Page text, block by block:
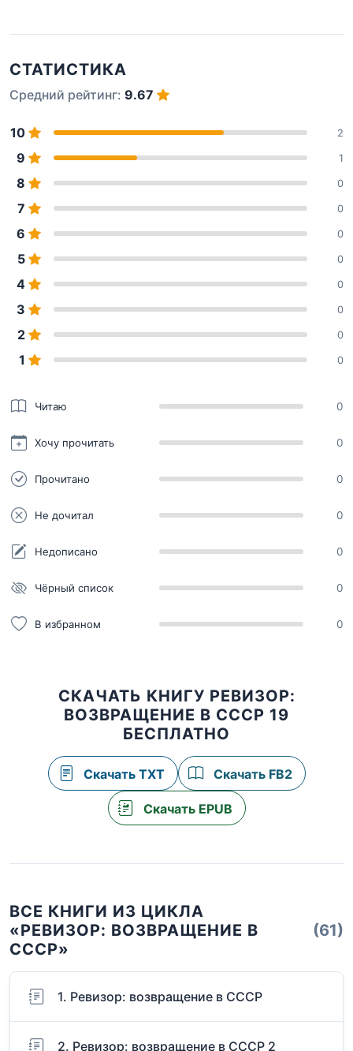
СТАТИСТИКА
Средний рейтинг: 9.67
10 2
9 1
8 0
7 0
6 0
5 0
4 0
3 0
2 0
1 0
Читаю 0
Хочу прочитать 0
Прочитано 0
Не дочитал 0
Недописано 0
Чёрный список 0
В избранном 0
СКАЧАТЬ КНИГУ РЕВИЗОР:
ВОЗВРАЩЕНИЕ В СССР 19
БЕСПЛАТНО
Скачать TXT Скачать FB2
Скачать EPUB
ВСЕ КНИГИ ИЗ ЦИКЛА
«РЕВИЗОР: ВОЗВРАЩЕНИЕ В
СССР»
(61)
1. Ревизор: возвращение в СССР
2. Ревизор: возвращение в СССР 2